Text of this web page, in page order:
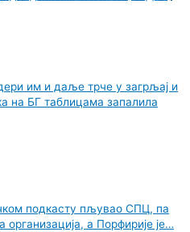
им и даље трче у загрљај и
на БГ таблицама запалила
подкасту пљувао СПЦ, па
организација, а Порфирије је…